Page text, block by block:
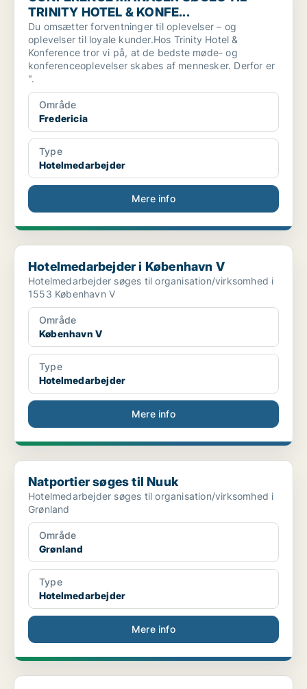
TRINITY HOTEL & KONFE...
Du omsætter forventninger til oplevelser – og
oplevelser til loyale kunder.Hos Trinity Hotel &
Konference tror vi på, at de bedste møde- og
konferenceoplevelser skabes af mennesker. Derfor er
".
Område
Fredericia
Type
Hotelmedarbejder
Mere info
Hotelmedarbejder i København V
Hotelmedarbejder i København V
Hotelmedarbejder søges til organisation/virksomhed i
1553 København V
Område
København V
Type
Hotelmedarbejder
Mere info
Natportier søges til Nuuk
Natportier søges til Nuuk
Hotelmedarbejder søges til organisation/virksomhed i
Grønland
Område
Grønland
Type
Hotelmedarbejder
Mere info
Vacancy At [xxxxx]